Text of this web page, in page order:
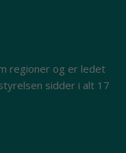
regioner og er ledet
sidder i alt 17